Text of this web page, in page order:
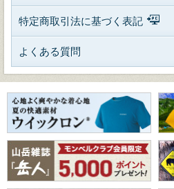
特定商取引法に基づく表記
よくある質問